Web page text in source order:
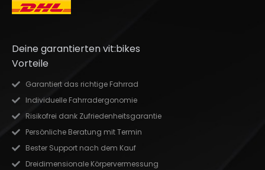
Deine garantierten vit:bikes
Vorteile
Garantiert das richtige Fahrrad
Individuelle Fahrradergonomie
Risikofrei dank Zufriedenheitsgarantie
Persönliche Beratung mit Termin
Bester Support nach dem Kauf
Dreidimensionale Körpervermessung